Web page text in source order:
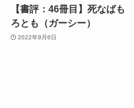
【書評：46冊目】死なばも
ろとも（ガーシー）
2022年9月6日